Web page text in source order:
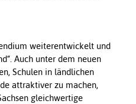
weiterentwickelt und
Auch unter dem neuen
Schulen in ländlichen
attraktiver zu machen,
gleichwertige